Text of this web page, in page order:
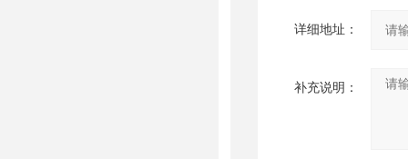
详细地址：
补充说明：